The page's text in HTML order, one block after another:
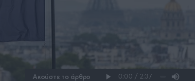
Ακούστε το άρθρο